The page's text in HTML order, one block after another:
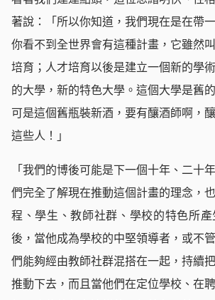
著說：「所以你知道，我們現在是在帶
你看不到全世界會有這種計畫，它雖然
培育；人才培育以後是建立一個新的學
的大學，新的特色大學。這個大學是舊
可是這個舊瓶裝新酒，要有釀酒師啊，
這些人！」
「我們的博後可能是下一個十年、二十
們完全了解現在推動這個計畫的理念，
程、學生、教師社群、學校的特色所
後，當他成為學校的中堅領導者，或不
們能夠經由教師社群混搭在一起，持續
推動下去，而且當他們在定位學校、在